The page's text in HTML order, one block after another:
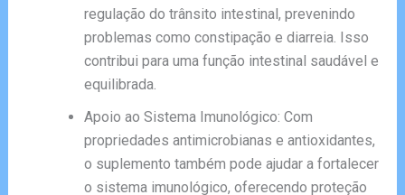
regulação do trânsito intestinal, prevenindo
problemas como constipação e diarreia. Isso
contribui para uma função intestinal saudável e
equilibrada.
Apoio ao Sistema Imunológico: Com
propriedades antimicrobianas e antioxidantes,
o suplemento também pode ajudar a fortalecer
o sistema imunológico, oferecendo proteção